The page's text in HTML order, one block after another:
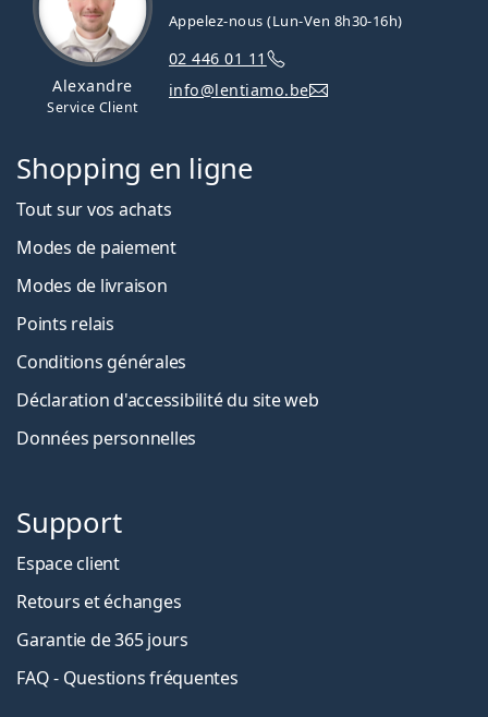
Alexandre
Service Client
Appelez-nous (Lun-Ven 8h30-16h)
02 446 01 11
info@lentiamo.be
Shopping en ligne
Tout sur vos achats
Modes de paiement
Modes de livraison
Points relais
Conditions générales
Déclaration d'accessibilité du site web
Données personnelles
Support
Espace client
Retours et échanges
Garantie de 365 jours
FAQ - Questions fréquentes